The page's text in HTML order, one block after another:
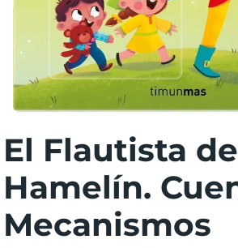
El Flautista de
Hamelín.
Mecanismos